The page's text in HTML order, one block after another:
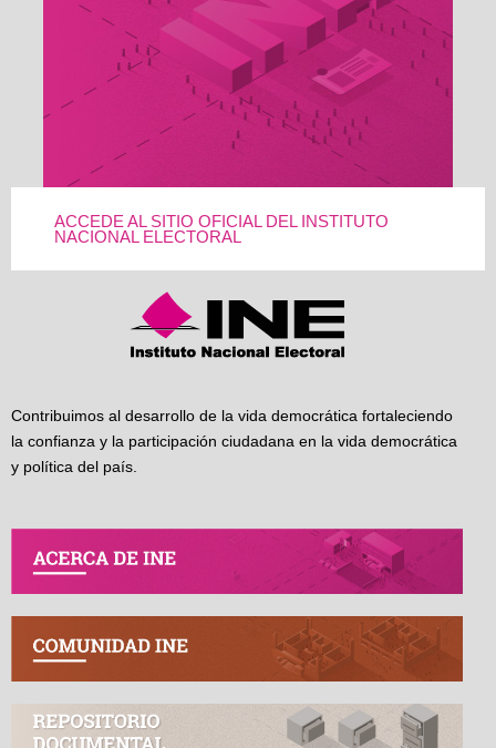
ACCEDE AL SITIO OFICIAL DEL INSTITUTO
NACIONAL ELECTORAL
Contribuimos al desarrollo de la vida democrática fortaleciendo
la confianza y la participación ciudadana en la vida democrática
y política del país.